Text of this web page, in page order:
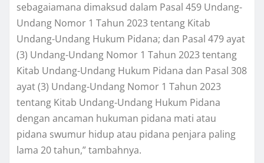
sebagaiamana dimaksud dalam Pasal 459 Undang-
Undang Nomor 1 Tahun 2023 tentang Kitab
Undang-Undang Hukum Pidana; dan Pasal 479 ayat
(3) Undang-Undang Nomor 1 Tahun 2023 tentang
Kitab Undang-Undang Hukum Pidana dan Pasal 308
ayat (3) Undang-Undang Nomor 1 Tahun 2023
tentang Kitab Undang-Undang Hukum Pidana
dengan ancaman hukuman pidana mati atau
pidana swumur hidup atau pidana penjara paling
lama 20 tahun,” tambahnya.